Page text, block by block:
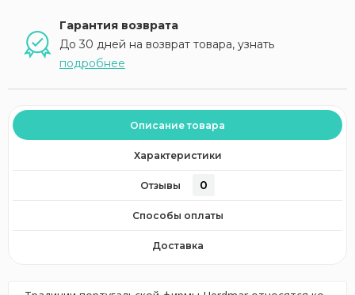
Гарантия возврата
До 30 дней на возврат товара, узнать
подробнее
Описание товара
Характеристики
Отзывы 0
Способы оплаты
Доставка